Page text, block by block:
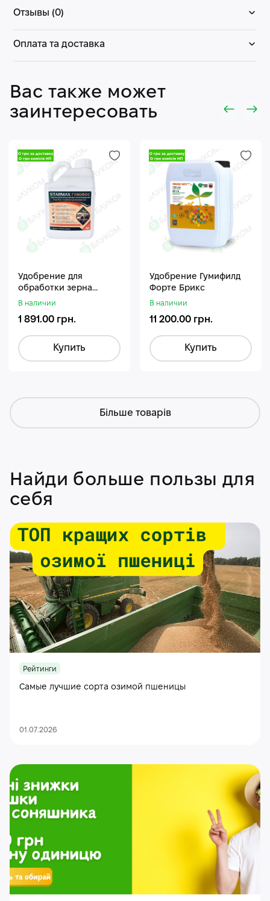
Отзывы (0)
Оплата та доставка
Вас также может
заинтересовать
Удобрение для
обработки зерна
Стармакс Гумифос
В наличии
1 891.00 грн.
Купить
Удобрение Гумифилд
Форте Брикс
В наличии
11 200.00 грн.
Купить
Більше товарів
Найди больше пользы для
себя
Рейтинги
Самые лучшие сорта озимой пшеницы
01.07.2026